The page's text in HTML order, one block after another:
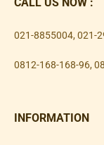
CALL US NOW :
021-8855004, 021-
0812-168-168-96,
INFORMATION